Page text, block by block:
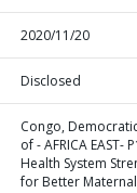
2020/11/20
Disclosed
Congo,
of - AFRICA EAST-
Health System
for Better